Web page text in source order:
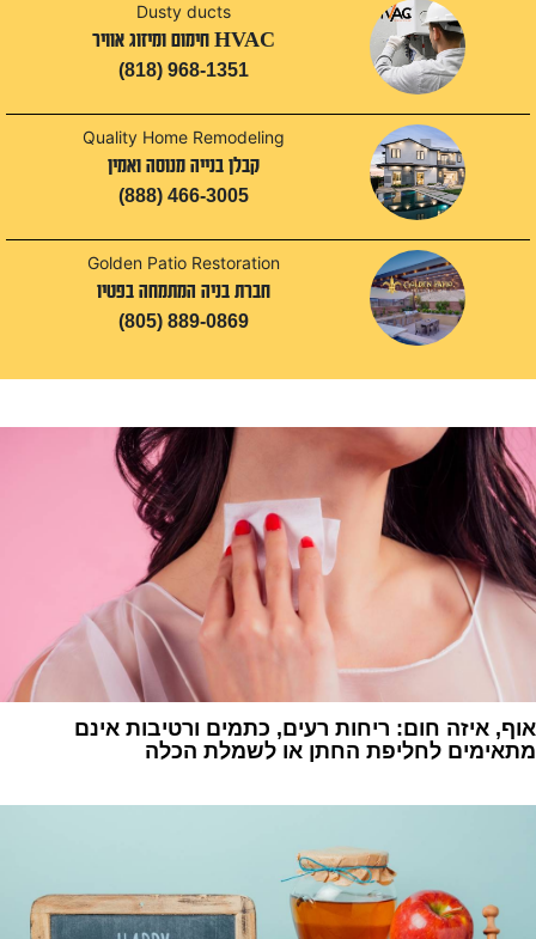
Dusty ducts
HVAC חימום ומיזוג אוויר
(818) 968-1351
Quality Home Remodeling
קבלן בנייה מנוסה ואמין
(888) 466-3005
Golden Patio Restoration
חברת בניה המתמחה בפטיו
(805) 889-0869
אוף, איזה חום: ריחות רעים, כתמים ורטיבות אינם
מתאימים לחליפת החתן או לשמלת הכלה